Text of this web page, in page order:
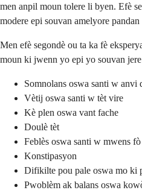
men anpil moun tolere li byen. Efè
modere epi souvan amelyore
Men efè segondè ou ta ka fè
moun ki jwenn yo epi yo souvan
Somnolans oswa santi w anvi
Vètij oswa santi w tèt vire
Kè plen oswa vant fache
Doulè tèt
Feblès oswa santi w mwens fò
Konstipasyon
Difikilte pou pale oswa mo ki
Pwoblèm ak balans oswa